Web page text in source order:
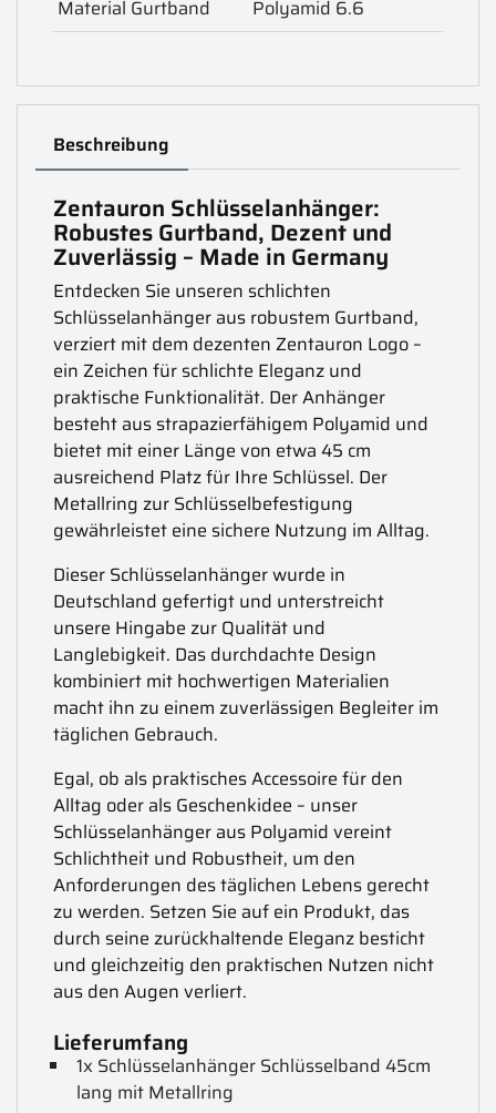
Material Gurtband Polyamid 6.6
Beschreibung
Zentauron Schlüsselanhänger:
Robustes Gurtband, Dezent und
Zuverlässig – Made in Germany
Entdecken Sie unseren schlichten
Schlüsselanhänger aus robustem Gurtband,
verziert mit dem dezenten Zentauron Logo –
ein Zeichen für schlichte Eleganz und
praktische Funktionalität. Der Anhänger
besteht aus strapazierfähigem Polyamid und
bietet mit einer Länge von etwa 45 cm
ausreichend Platz für Ihre Schlüssel. Der
Metallring zur Schlüsselbefestigung
gewährleistet eine sichere Nutzung im Alltag.
Dieser Schlüsselanhänger wurde in
Deutschland gefertigt und unterstreicht
unsere Hingabe zur Qualität und
Langlebigkeit. Das durchdachte Design
kombiniert mit hochwertigen Materialien
macht ihn zu einem zuverlässigen Begleiter im
täglichen Gebrauch.
Egal, ob als praktisches Accessoire für den
Alltag oder als Geschenkidee – unser
Schlüsselanhänger aus Polyamid vereint
Schlichtheit und Robustheit, um den
Anforderungen des täglichen Lebens gerecht
zu werden. Setzen Sie auf ein Produkt, das
durch seine zurückhaltende Eleganz besticht
und gleichzeitig den praktischen Nutzen nicht
aus den Augen verliert.
Lieferumfang
1x Schlüsselanhänger Schlüsselband 45cm
lang mit Metallring